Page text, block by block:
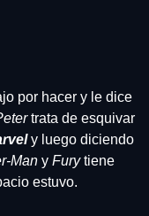
por hacer y le dice
trata de esquivar
y luego diciendo
Man y Fury tiene
estuvo.